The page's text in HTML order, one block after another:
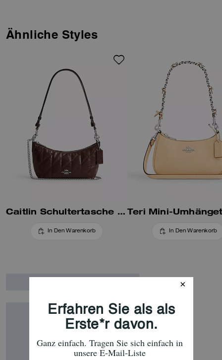
praktische Aufbewahrung Ihrer
Dinge. Tragen Sie sie mit den
abnehmbaren Riemen über der
Schulter oder als
Umhängetasche .
Ähnliche Styles
Caitlin Schultertasche Mit Steppung
In Den Warenkorb In Den Warenkorb